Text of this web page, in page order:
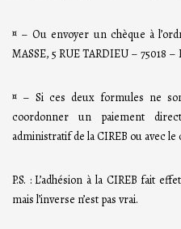
¤ – Ou envoyer un chèque à
MASSE, 5 RUE TARDIEU – 75018 –
¤ – Si ces deux formules ne
coordonner un paiement
administratif de la CIREB ou avec
P.S. : L’adhésion à la CIREB fait
mais l’inverse n’est pas vrai.